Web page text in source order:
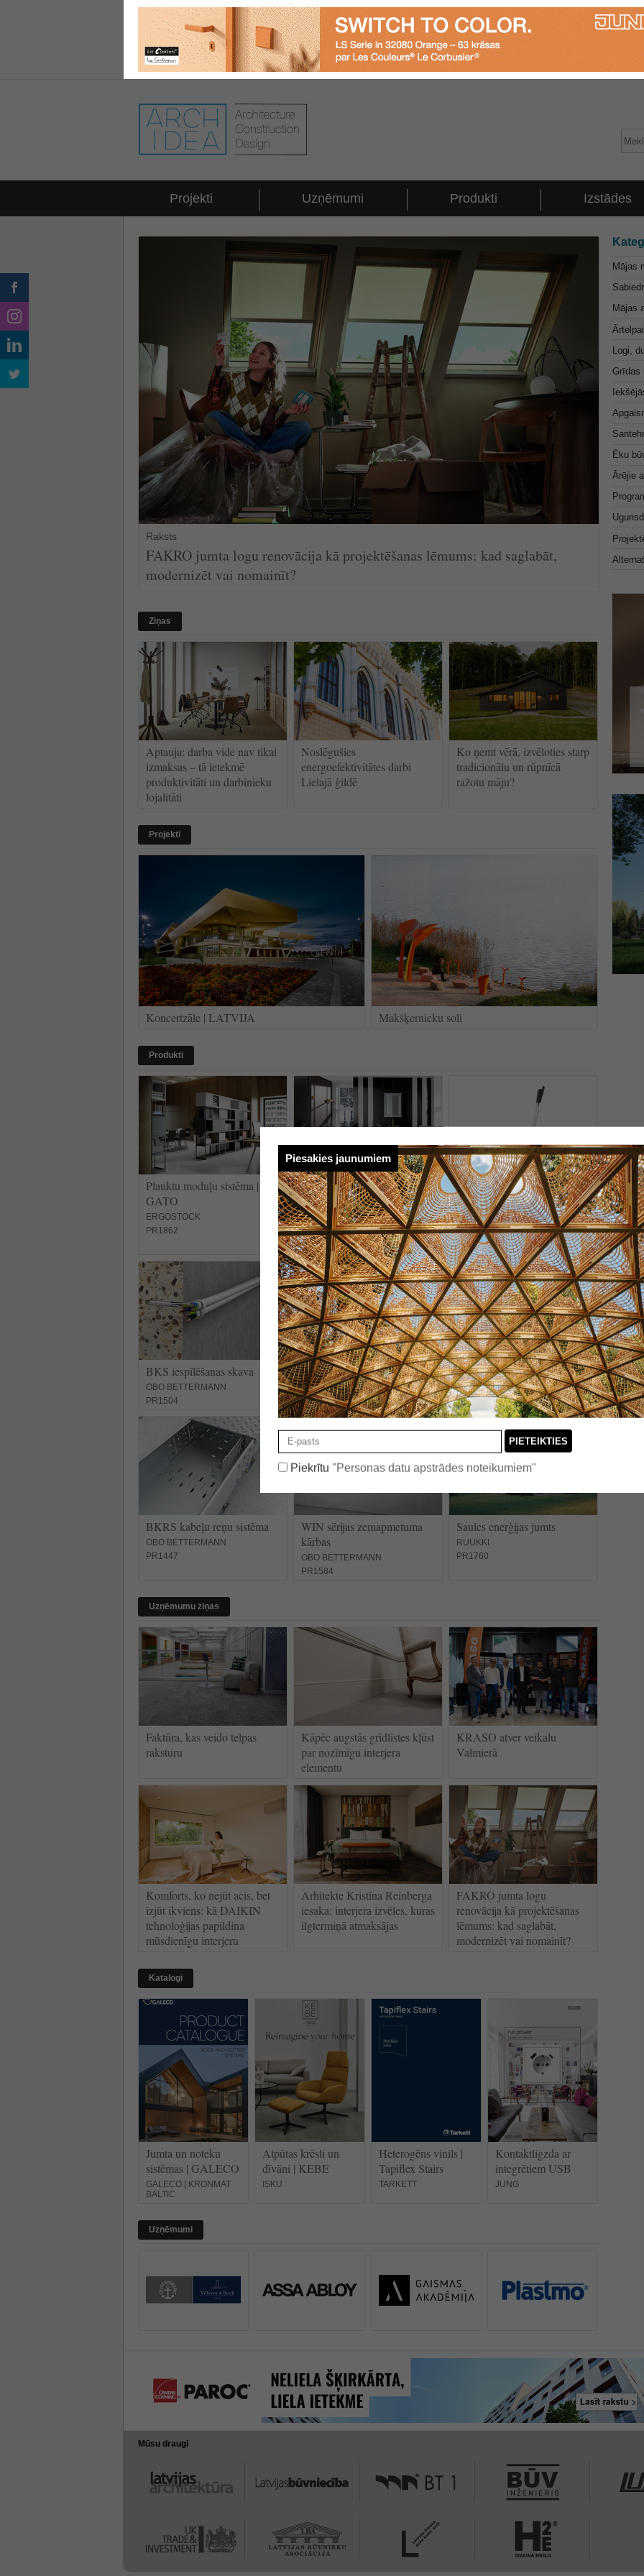
Projekti Uzņēmumi Produkti Izstādes
Piesakies jaunumiem
PIETEIKTIES
Piekrītu "Personas datu apstrādes noteikumiem"
Raksts
FAKRO jumta logu renovācija kā projektēšanas lēmums: kad saglabāt,
modernizēt vai nomainīt?
Ziņas
Aptauja: darba vide nav tikai
izmaksas – tā ietekmē
produktivitāti un darbinieku
lojalitāti
Noslēgušies
energoefektivitātes darbi
Lielajā ģildē
Ko ņemt vērā, izvēloties starp
tradicionālu un rūpnīcā
ražotu māju?
Projekti
Koncertzāle | LATVIJA Makšķernieku soli
Produkti
Plauktu moduļu sistēma |
GATO
ERGOSTOCK
PR1862
Hommage sērijas produkti
VILLEROY & BOCH pārstāv...
PR1547
Universāla slīpmašīna grīdas
sagatavošanai no Alīdz Z |
DISCUS
ABSCHLIFF LATVIJA
PR1311
BKS iespīlēšanas skava
OBO BETTERMANN
PR1504
Gaismas šahtas
ACO
PR1877
Zaļie jumti
ROOFTEH
PR1895
BKRS kabeļu reņu sistēma
OBO BETTERMANN
PR1447
WIN sērijas zemapmetuma
kārbas
OBO BETTERMANN
PR1584
Saules enerģijas jumts
RUUKKI
PR1760
Uzņēmumu ziņas
Faktūra, kas veido telpas
raksturu
Kāpēc augstās grīdlīstes kļūst
par nozīmīgu interjera
elementu
KRASO atver veikalu
Valmierā
Komforts, ko nejūt acis, bet
izjūt ikviens: kā DAIKIN
tehnoloģijas papildina
mūsdienīgu interjeru
Arhitekte Kristīna Reinberga
iesaka: interjera izvēles, kuras
ilgtermiņā atmaksājas
FAKRO jumta logu
renovācija kā projektēšanas
lēmums: kad saglabāt,
modernizēt vai nomainīt?
Katalogi
Jumta un noteku
sistēmas | GALECO
GALECO | KRONMAT
BALTIC
Atpūtas krēsli un
dīvāni | KEBE
ISKU
Heterogēns vinils |
Tapiflex Stairs
TARKETT
Kontaktligzda ar
integrētiem USB
JUNG
Uzņēmumi
Mājas
Mājas
Logi,
Grīdas
Ēku
Ārējie
Mūsu draugi